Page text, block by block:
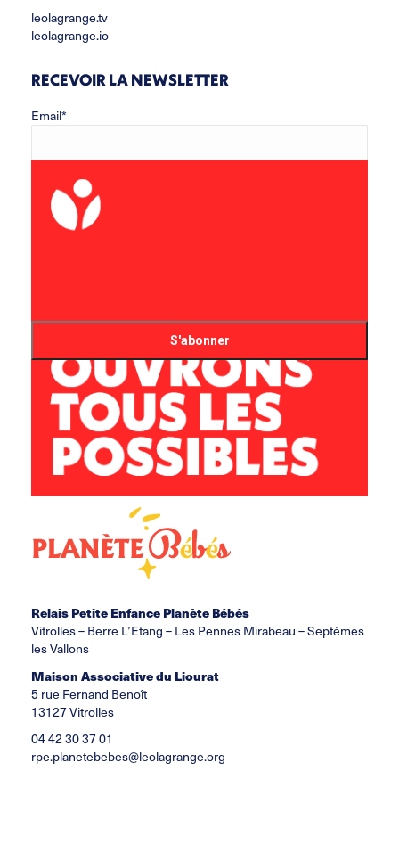
leolagrange.tv
leolagrange.io
RECEVOIR LA NEWSLETTER
Email*
Prénom
Relais Petite Enfance Planète Bébés
Vitrolles – Berre L’Etang – Les Pennes Mirabeau – Septèmes
les Vallons
Maison Associative du Liourat
5 rue Fernand Benoît
13127 Vitrolles
04 42 30 37 01
rpe.planetebebes@leolagrange.org